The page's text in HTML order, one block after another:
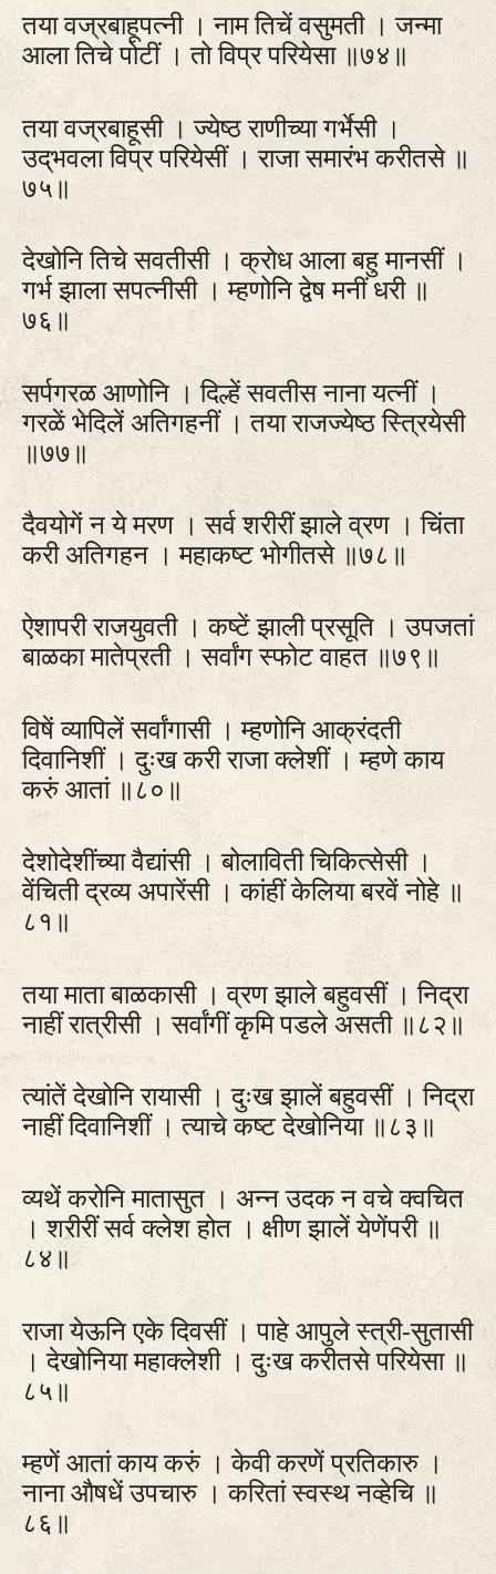
तया वज्रबाहूपत्‍नी । नाम तिचें वसुमती । जन्मा
आला तिचे पोटीं । तो विप्र परियेसा ॥७४॥
तया वज्रबाहूसी । ज्येष्‍ठ राणीच्या गर्भेसी ।
उद्‌भवला विप्र परियेसीं । राजा समारंभ करीतसे ॥
७५॥
देखोनि तिचे सवतीसी । क्रोध आला बहु मानसीं ।
गर्भ झाला सपत्‍नीसी । म्हणोनि द्वेष मनीं धरी ॥
७६॥
सर्पगरळ आणोनि । दिल्हें सवतीस नाना यत्‍नीं ।
गरळें भेदिलें अतिगहनीं । तया राजज्येष्‍ठ स्‍त्रियेसी
॥७७॥
दैवयोगें न ये मरण । सर्व शरीरीं झाले व्रण । चिंता
करी अतिगहन । महाकष्‍ट भोगीतसे ॥७८॥
ऐशापरी राजयुवती । कष्‍टें झाली प्रसूति । उपजतां
बाळका मातेप्रती । सर्वांग स्फोट वाहत ॥७९॥
विषें व्यापिलें सर्वांगासी । म्हणोनि आक्रंदती
दिवानिशीं । दुःख करी राजा क्लेशीं । म्हणे काय
करुं आतां ॥८०॥
देशोदेशींच्या वैद्यांसी । बोलाविती चिकित्सेसी ।
वेंचिती द्रव्य अपारेंसी । कांहीं केलिया बरवें नोहे ॥
८१॥
तया माता बाळकासी । व्रण झाले बहुवसीं । निद्रा
नाहीं रात्रीसी । सर्वांगीं कृमि पडले असती ॥८२॥
त्यांतें देखोनि रायासी । दुःख झालें बहुवसीं । निद्रा
नाहीं दिवानिशीं । त्याचे कष्‍ट देखोनिया ॥८३॥
व्यथें करोनि मातासुत । अन्न उदक न वचे क्वचित
। शरीरीं सर्व क्लेश होत । क्षीण झालें येणेंपरी ॥
८४॥
राजा येऊनि एके दिवसीं । पाहे आपुले स्त्री-सुतासी
। देखोनिया महाक्लेशी । दुःख करीतसे परियेसा ॥
८५॥
म्हणें आतां काय करुं । केवी करणें प्रतिकारु ।
नाना औषधें उपचारु । करितां स्वस्थ नव्हेचि ॥
८६॥